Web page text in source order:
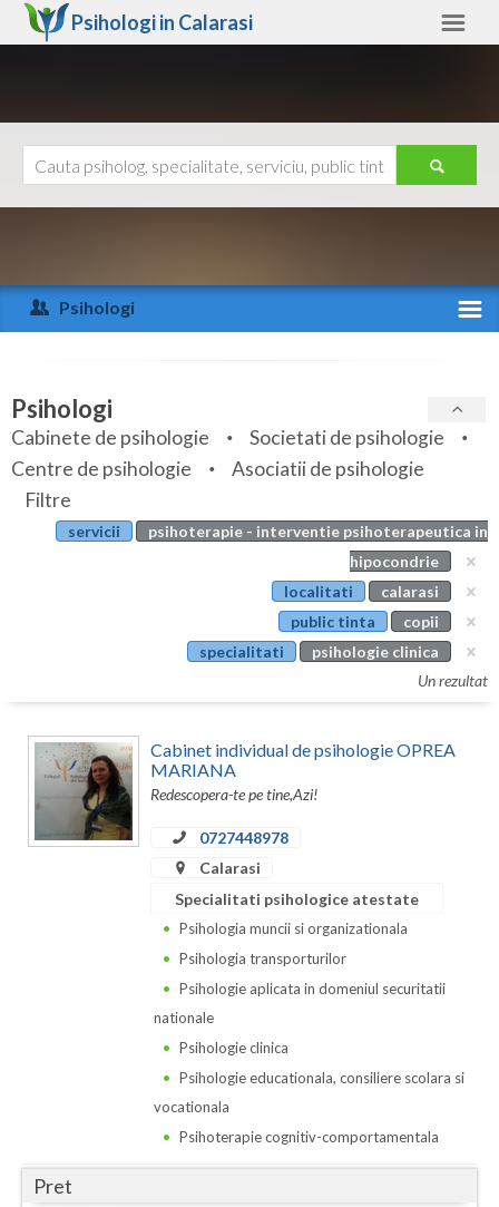
Psihologi in Calarasi
Arad
Arges
Bihor
Bistrita-Nasaud
Botosani
Calarasi
Caras-Severin
Harghita
Ajutor
Psihologi
Specialitati
Servicii
Articole
Evenimente
Psihologi
Cabinete de psihologie
Societati de psihologie
Centre de psihologie
Asociatii de psihologie
Filtre
servicii
psihoterapie - interventie psihoterapeutica in
hipocondrie
localitati
calarasi
public tinta
copii
specialitati
psihologie clinica
Un rezultat
Cabinet individual de psihologie OPREA
MARIANA
Redescopera-te pe tine,Azi!
0727448978
Calarasi
Specialitati psihologice atestate
Psihologia muncii si organizationala
Psihologia transporturilor
Psihologie aplicata in domeniul securitatii
nationale
Psihologie clinica
Psihologie educationala, consiliere scolara si
vocationala
Psihoterapie cognitiv-comportamentala
Pret